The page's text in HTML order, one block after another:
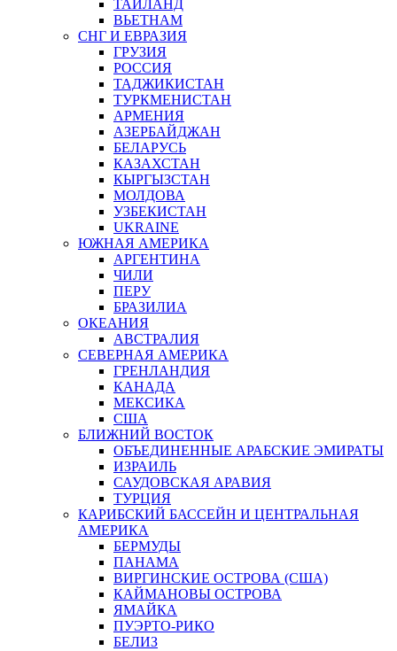
ТАИЛАНД
ВЬЕТНАМ
СНГ И ЕВРАЗИЯ
ГРУЗИЯ
РОССИЯ
ТАДЖИКИСТАН
ТУРКМЕНИСТАН
АРМЕНИЯ
АЗЕРБАЙДЖАН
БЕЛАРУСЬ
КАЗАХСТАН
КЫРГЫЗСТАН
МОЛДОВА
УЗБЕКИСТАН
UKRAINE
ЮЖНАЯ АМЕРИКА
АРГЕНТИНА
ЧИЛИ
ПЕРУ
БРАЗИЛИА
ОКЕАНИЯ
АВСТРАЛИЯ
СЕВЕРНАЯ АМЕРИКА
ГРЕНЛАНДИЯ
КАНАДА
МЕКСИКА
США
БЛИЖНИЙ ВОСТОК
ОБЪЕДИНЕННЫЕ АРАБСКИЕ ЭМИРАТЫ
ИЗРАИЛЬ
САУДОВСКАЯ АРАВИЯ
ТУРЦИЯ
КАРИБСКИЙ БАССЕЙН И ЦЕНТРАЛЬНАЯ
АМЕРИКА
БЕРМУДЫ
ПАНАМА
ВИРГИНСКИЕ ОСТРОВА (США)
КАЙМАНОВЫ ОСТРОВА
ЯМАЙКА
ПУЭРТО-РИКО
БЕЛИЗ